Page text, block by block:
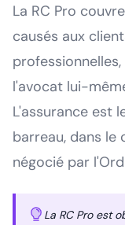
La RC Pro
causés aux
l'avocat lui-
L'assurance est
barreau, dans
négocié par
La RC Pro est